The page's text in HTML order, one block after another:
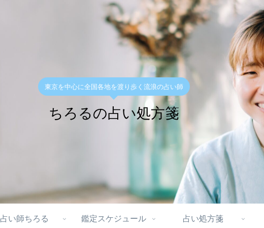
東京を中心に全国各地を渡り歩く流浪の占い師
ちろるの占い処方箋
占い師ちろる 鑑定スケジュール 占い処方箋